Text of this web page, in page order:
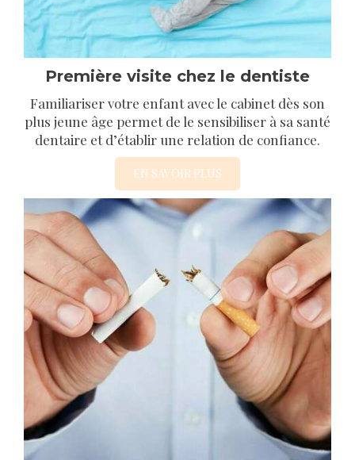
Première visite chez le dentiste
Familiariser votre enfant avec le cabinet dès son
plus jeune âge permet de le sensibiliser à sa santé
dentaire et d’établir une relation de confiance.
EN SAVOIR PLUS